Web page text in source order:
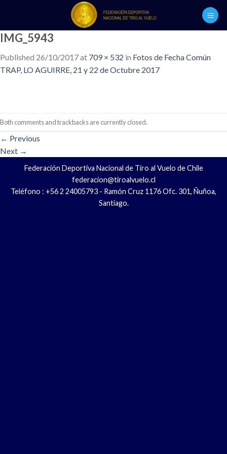
content
IMG_5943
Published 26/10/2017at 709 × 532 in Fotos de Fecha Común
TRAP, LO AGUIRRE, 21 y 22 de Octubre 2017
Both comments and trackbacks are currently closed.
← Previous
Next →
Federación Deportiva Nacional de Tiro al Vuelo de Chile
federacion@tiroalvuelo.cl
Teléfono : +56 2 24005793 - Ramón Cruz 1176 Ofc. 301, Ñuñoa,
Santiago.